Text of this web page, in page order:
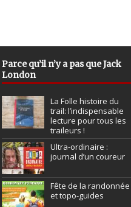
Parce qu’il n’y a pas que Jack
London
La Folle histoire du
trail: l’indispensable
lecture pour tous les
traileurs !
Ultra-ordinaire :
journal d’un coureur
Fête de la randonnée
et topo-guides